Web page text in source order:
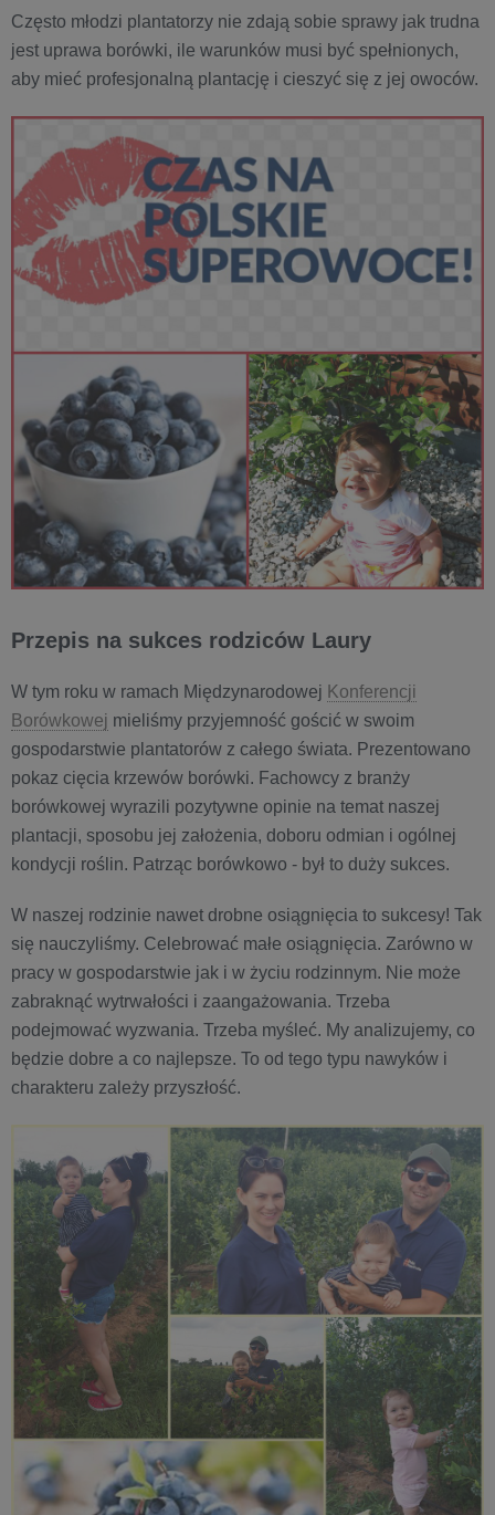
Często młodzi plantatorzy nie zdają sobie sprawy jak trudna
jest uprawa borówki, ile warunków musi być spełnionych,
aby mieć profesjonalną plantację i cieszyć się z jej owoców.
Przepis na sukces rodziców Laury
W tym roku w ramach Międzynarodowej Konferencji
Borówkowej mieliśmy przyjemność gościć w swoim
gospodarstwie plantatorów z całego świata. Prezentowano
pokaz cięcia krzewów borówki. Fachowcy z branży
borówkowej wyrazili pozytywne opinie na temat naszej
plantacji, sposobu jej założenia, doboru odmian i ogólnej
kondycji roślin. Patrząc borówkowo - był to duży sukces.
W naszej rodzinie nawet drobne osiągnięcia to sukcesy! Tak
się nauczyliśmy. Celebrować małe osiągnięcia. Zarówno w
pracy w gospodarstwie jak i w życiu rodzinnym. Nie może
zabraknąć wytrwałości i zaangażowania. Trzeba
podejmować wyzwania. Trzeba myśleć. My analizujemy, co
będzie dobre a co najlepsze. To od tego typu nawyków i
charakteru zależy przyszłość.